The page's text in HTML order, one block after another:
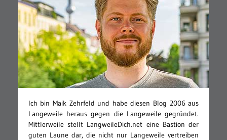
Ich bin Maik Zehrfeld und habe diesen Blog 2006 aus
Langeweile heraus gegen die Langeweile gegründet.
Mittlerweile stellt LangweileDich.net eine Bastion der
guten Laune dar, die nicht nur Langeweile vertreiben